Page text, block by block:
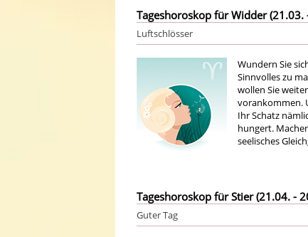
Tageshoroskop für Widder (21.03.
Luftschlösser
Wundern Sie
Sinnvolles zu
wollen Sie
vorankommen.
Ihr Schatz
hungert.
seelisches
Tageshoroskop für Stier (21.04. -
Guter Tag